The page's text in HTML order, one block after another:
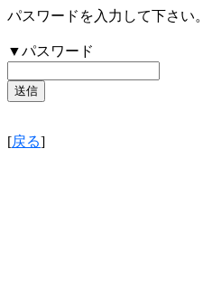
パスワードを入力して下さい。
▼パスワード
[戻る]